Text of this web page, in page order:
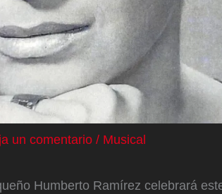
un comentario / Musical
Humberto Ramírez celebrará